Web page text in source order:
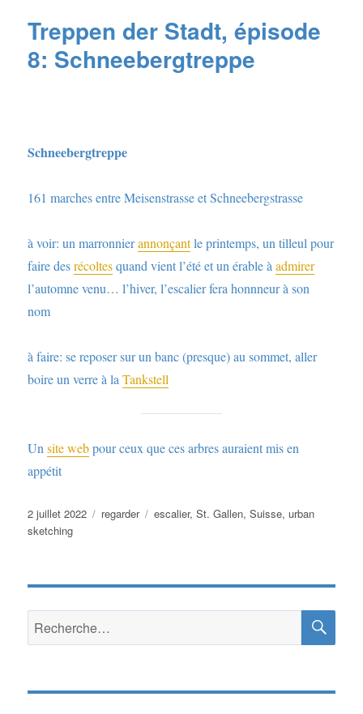
Treppen der Stadt, épisode
8: Schneebergtreppe
Schneebergtreppe
161 marches entre Meisenstrasse et Schneebergstrasse
à voir: un marronnierannonçantle printemps, un tilleul pour
faire desrécoltesquand vient l’été et un érable àadmirer
l’automne venu… l’hiver, l’escalier fera honnneur à son
nom
à faire: se reposer sur un banc (presque) au sommet, aller
boire un verre à laTankstell
Unsite webpour ceux que ces arbres auraient mis en
appétit
Publié
le
2 juillet 2022 Catégories
regarder Étiquettes
escalier,St. Gallen,Suisse,urban
sketching
Recherche
pour :